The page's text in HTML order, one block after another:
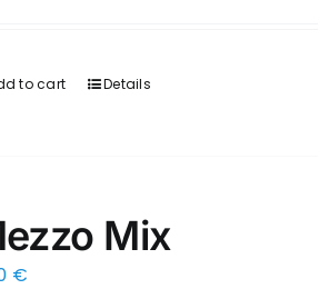
to cart Details
Mix
€